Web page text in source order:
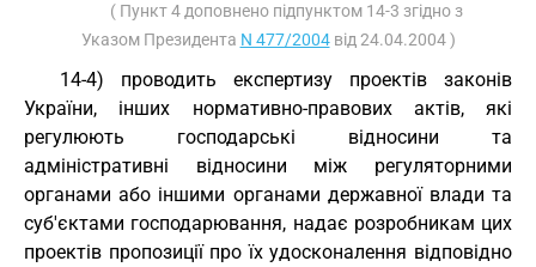
( Пункт 4 доповнено підпунктом 14-3 згідно з
Указом Президента N 477/2004від 24.04.2004 )
14-4) проводить експертизу проектів законів
України, інших нормативно-правових актів, які
регулюють господарські відносини та
адміністративні відносини між регуляторними
органами або іншими органами державної влади та
суб'єктами господарювання, надає розробникам цих
проектів пропозиції про їх удосконалення відповідно